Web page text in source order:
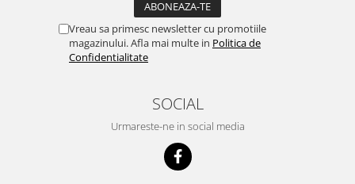
Vreau sa primesc newsletter cu promotiile
magazinului. Afla mai multe in Politica de
Confidentialitate
SOCIAL
Urmareste-ne in social media